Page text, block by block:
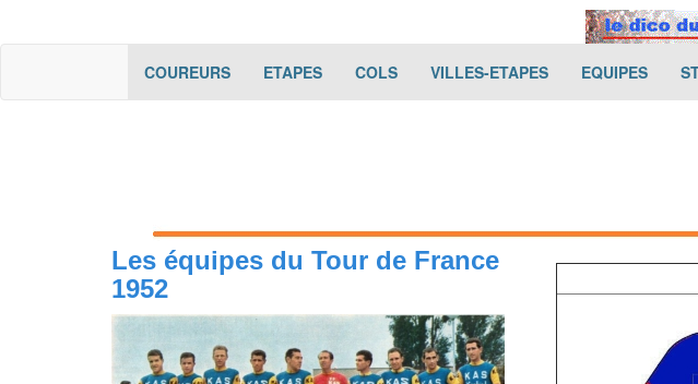
COUREURS(current)ETAPES(current)
COLS(current)VILLES-ETAPES(current)EQUIPES
Les équipes du Tour de France
1952